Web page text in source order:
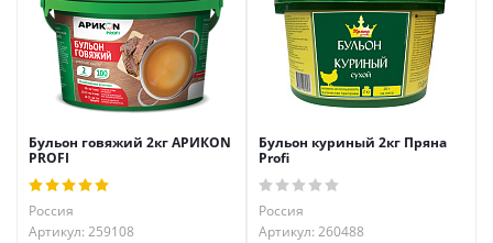
Бульон говяжий 2кг АРИКОN
PROFI
Россия
Артикул: 259108
Бульон куриный 2кг Пряна
Profi
Россия
Артикул: 260488